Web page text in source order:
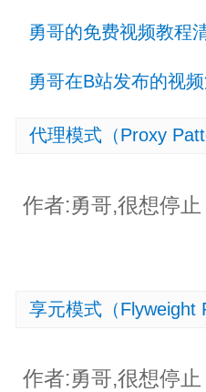
勇哥的免费视频教程
勇哥在B站发布的视
代理模式（Proxy
作者:勇哥,很想停止
享元模式（Flyweight
作者:勇哥,很想停止